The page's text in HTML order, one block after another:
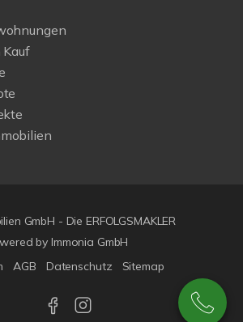
Kauf
GmbH - Die ERFOLGSMAKLER
by Immonia GmbH
AGB Datenschutz Sitemap